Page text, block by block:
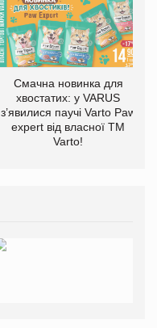
Смачна новинка для
хвостатих: у VARUS
з’явилися паучі Varto Paw
expert від власної ТМ
Varto!